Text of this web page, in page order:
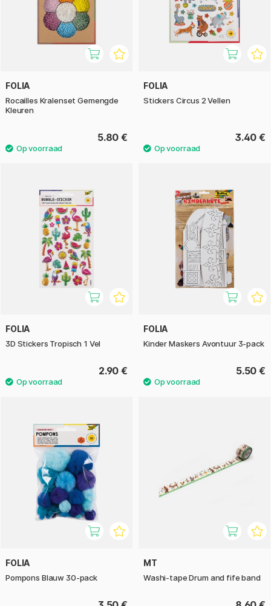
FOLIA
Rocailles Kralenset Gemengde
Kleuren
5.80 €
FOLIA
Stickers Circus 2 Vellen
3.40 €
FOLIA
3D Stickers Tropisch 1 Vel
2.90 €
FOLIA
Kinder Maskers Avontuur 3-pack
5.50 €
FOLIA
Pompons Blauw 30-pack
MT
Washi-tape Drum and fife band